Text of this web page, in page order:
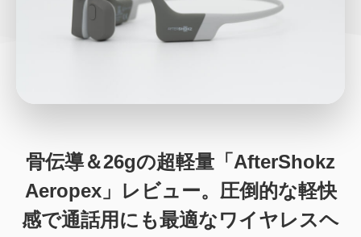
セール情報 スマートホーム アクションカメラ
骨伝導＆26gの超軽量「AfterShokz
Aeropex」レビュー。圧倒的な軽快
感で通話用にも最適なワイヤレスヘ